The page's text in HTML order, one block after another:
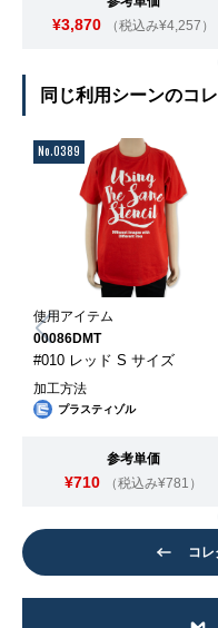
¥3,870 （税込み¥4,257）
同じ利用シーンのコ
No.0389
使用アイテム
00086DMT
#010 レッド S サイズ
加工方法
プラスティゾル
参考単価
¥710 （税込み¥781）
コ